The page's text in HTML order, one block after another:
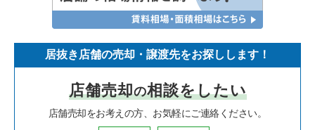
居抜き店舗の売却・譲渡先をお探しします！
店舗売却の相談をしたい
店舗売却をお考えの方、お気軽にご連絡ください。